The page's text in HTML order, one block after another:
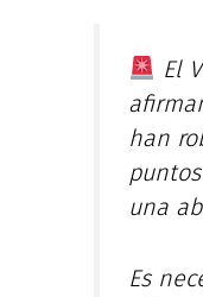
El
han
una
Es